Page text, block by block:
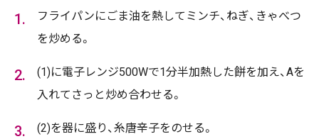
フライパンにごま油を熱してミンチ、ねぎ、きゃべつ
を炒める。
(1)に電子レンジ500Wで1分半加熱した餅を加え、Aを
入れてさっと炒め合わせる。
(2)を器に盛り、糸唐辛子をのせる。